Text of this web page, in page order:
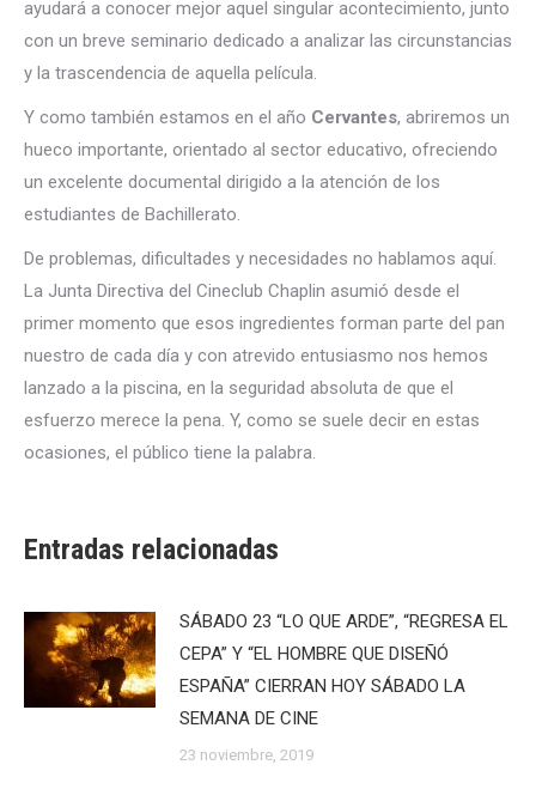
ayudará a conocer mejor aquel singular acontecimiento, junto
con un breve seminario dedicado a analizar las circunstancias
y la trascendencia de aquella película.
Y como también estamos en el año Cervantes, abriremos un
hueco importante, orientado al sector educativo, ofreciendo
un excelente documental dirigido a la atención de los
estudiantes de Bachillerato.
De problemas, dificultades y necesidades no hablamos aquí.
La Junta Directiva del Cineclub Chaplin asumió desde el
primer momento que esos ingredientes forman parte del pan
nuestro de cada día y con atrevido entusiasmo nos hemos
lanzado a la piscina, en la seguridad absoluta de que el
esfuerzo merece la pena. Y, como se suele decir en estas
ocasiones, el público tiene la palabra.
Entradas relacionadas
SÁBADO 23 “LO QUE ARDE”, “REGRESA EL
CEPA” Y “EL HOMBRE QUE DISEÑÓ
ESPAÑA” CIERRAN HOY SÁBADO LA
SEMANA DE CINE
23 noviembre, 2019